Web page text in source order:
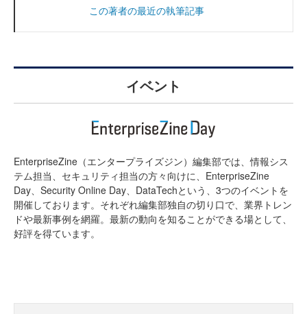
この著者の最近の執筆記事
イベント
EnterpriseZine（エンタープライズジン）編集部では、情報シス
テム担当、セキュリティ担当の方々向けに、EnterpriseZine
Day、Security Online Day、DataTechという、3つのイベントを
開催しております。それぞれ編集部独自の切り口で、業界トレン
ドや最新事例を網羅。最新の動向を知ることができる場として、
好評を得ています。